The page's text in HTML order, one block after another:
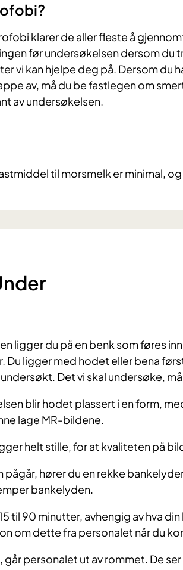
klarer de aller fleste å
før undersøkelsen dersom du
vi kan hjelpe deg på. Dersom du
av, må du be fastlegen om
av undersøkelsen.
til morsmelk er minimal, og
ligger du på en benk som føres
Du ligger med hodet eller bena
Det vi skal undersøke,
blir hodet plassert i en form,
lage MR-bildene.
helt stille, for at kvaliteten på
pågår, hører du en rekke
bankelyden.
til 90 minutter, avhengig av hva
om dette fra personalet når du
personalet ut av rommet. De